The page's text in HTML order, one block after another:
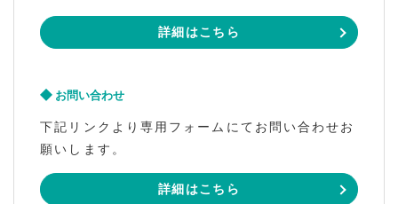
詳細はこちら
お問い合わせ
下記リンクより専用フォームにてお問い合わせお
願いします。
詳細はこちら